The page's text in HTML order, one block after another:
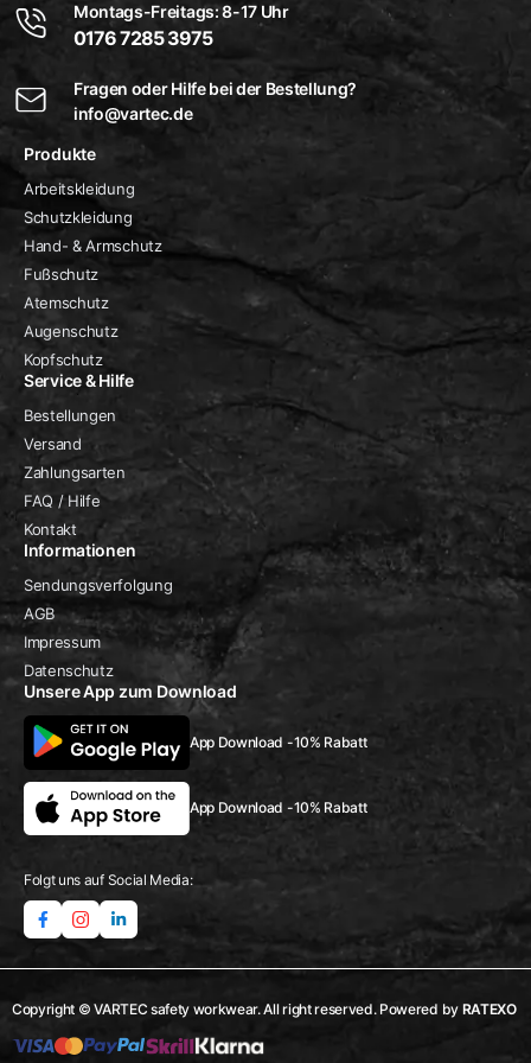
Montags-Freitags: 8-17 Uhr
0176 7285 3975
Fragen oder Hilfe bei der Bestellung?
info@vartec.de
Produkte
Arbeitskleidung
Schutzkleidung
Hand- & Armschutz
Fußschutz
Atemschutz
Augenschutz
Kopfschutz
Service & Hilfe
Bestellungen
Versand
Zahlungsarten
FAQ / Hilfe
Kontakt
Informationen
Sendungsverfolgung
AGB
Impressum
Datenschutz
Unsere App zum Download
App Download -10% Rabatt
App Download -10% Rabatt
Folgt uns auf Social Media:
Copyright © VARTEC safety workwear. All right reserved. Powered by RATEXO